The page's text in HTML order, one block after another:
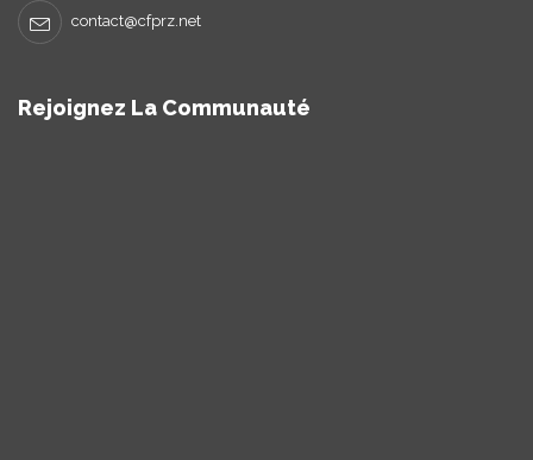
contact@cfprz.net
Rejoignez La Communauté